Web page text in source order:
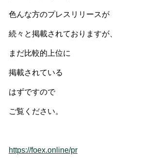
色んな方のプレスリリースが
続々と掲載されておりますが、
まだ比較的上位に
掲載されている
はずですので
ご覧ください。
https://foex.online/pr